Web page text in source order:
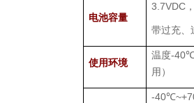
电池容量
3.7VDC
带过充、
使用环境
温度-40
用）
-40℃